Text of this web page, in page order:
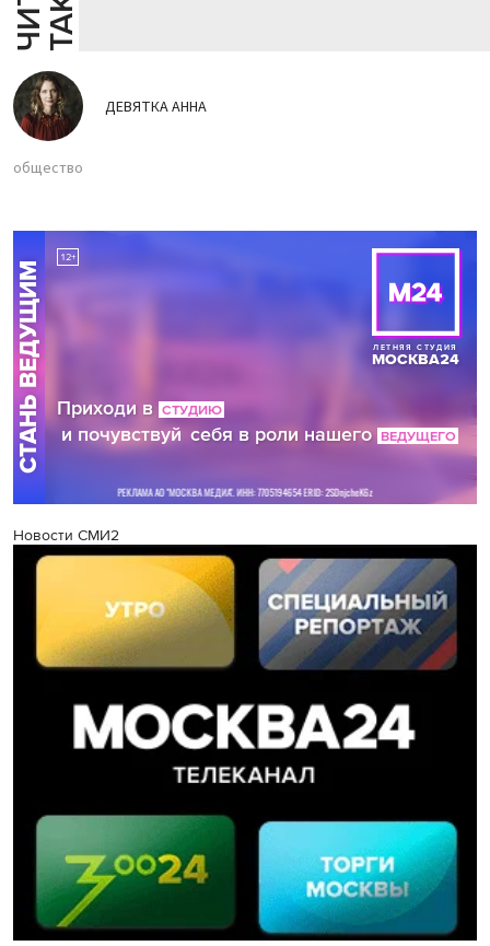
ДЕВЯТКА АННА
общество
Новости СМИ2